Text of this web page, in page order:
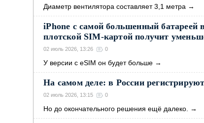
Диаметр вентилятора составляет 3,1 метра →
iPhone с самой большенный батареей
плотской SIM-картой получит
02 июль 2026, 13:26 0
У версии с eSIM он будет больше →
На самом деле: в России
02 июль 2026, 13:15 0
Но до окончательного решения ещё далеко. →